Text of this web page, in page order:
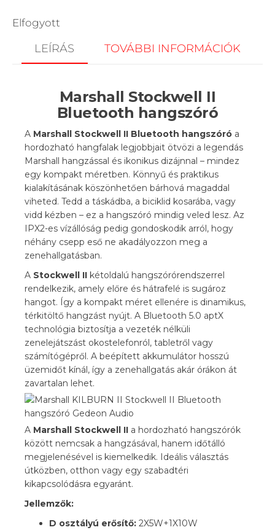
Elfogyott
LEÍRÁS TOVÁBBI INFORMÁCIÓK
Marshall Stockwell II
Bluetooth hangszóró
A Marshall Stockwell II Bluetooth hangszóró a
hordozható hangfalak legjobbjait ötvözi a legendás
Marshall hangzással és ikonikus dizájnnal – mindez
egy kompakt méretben. Könnyű és praktikus
kialakításának köszönhetően bárhová magaddal
viheted. Tedd a táskádba, a biciklid kosarába, vagy
vidd kézben – ez a hangszóró mindig veled lesz. Az
IPX2-es vízállóság pedig gondoskodik arról, hogy
néhány csepp eső ne akadályozzon meg a
zenehallgatásban.
A Stockwell II kétoldalú hangszórórendszerrel
rendelkezik, amely előre és hátrafelé is sugároz
hangot. Így a kompakt méret ellenére is dinamikus,
térkitöltő hangzást nyújt. A Bluetooth 5.0 aptX
technológia biztosítja a vezeték nélküli
zenelejátszást okostelefonról, tabletről vagy
számítógépről. A beépített akkumulátor hosszú
üzemidőt kínál, így a zenehallgatás akár órákon át
zavartalan lehet.
A Marshall Stockwell II a hordozható hangszórók
között nemcsak a hangzásával, hanem időtálló
megjelenésével is kiemelkedik. Ideális választás
útközben, otthon vagy egy szabadtéri
kikapcsolódásra egyaránt.
Jellemzők:
D osztályú erősítő: 2X5W+1X10W